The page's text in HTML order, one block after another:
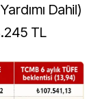
Dahil)
TL